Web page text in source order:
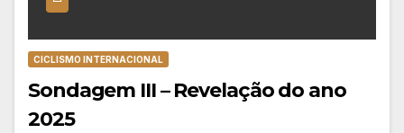
CICLISMO INTERNACIONAL
Sondagem III – Revelação do ano
2025